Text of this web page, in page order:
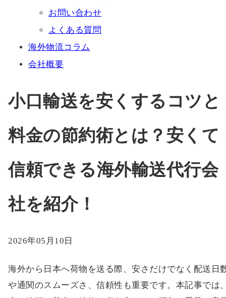
お問い合わせ
よくある質問
海外物流コラム
会社概要
小口輸送を安くするコツと
料金の節約術とは？安くて
信頼できる海外輸送代行会
社を紹介！
2026年05月10日
海外から日本へ荷物を送る際、安さだけでなく配送日
や通関のスムーズさ、信頼性も重要です。本記事では